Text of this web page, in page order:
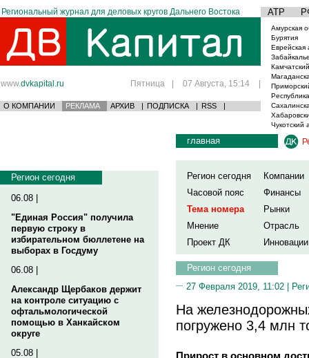
Региональный журнал для деловых кругов Дальнего Востока АТР
www.dvkapital.ru Пятница | 07 Августа, 15:14 |
О КОМПАНИИ РЕКЛАМА АРХИВ | ПОДПИСКА | RSS |
Амурская
Бурятия
Еврейская
Чукотский
Регион сегодня
06.08 |
"Единая Россия" получила
первую строку в
избирательном бюллетене на
выборах в Госдуму
06.08 |
Александр Щербаков держит
на контроле ситуацию с
офтальмологической
помощью в Ханкайском
округе
05.08 |
главная
Регион сегодня
Компании
Часовой пояс
Финансы
Тема номера
Рынки
Мнение
Отрасль
Проект ДК
Инновации
Регион сегодня
27 Февраля 2019, 11:02 |
На
погружено 3,4 млн
Прирост в основном